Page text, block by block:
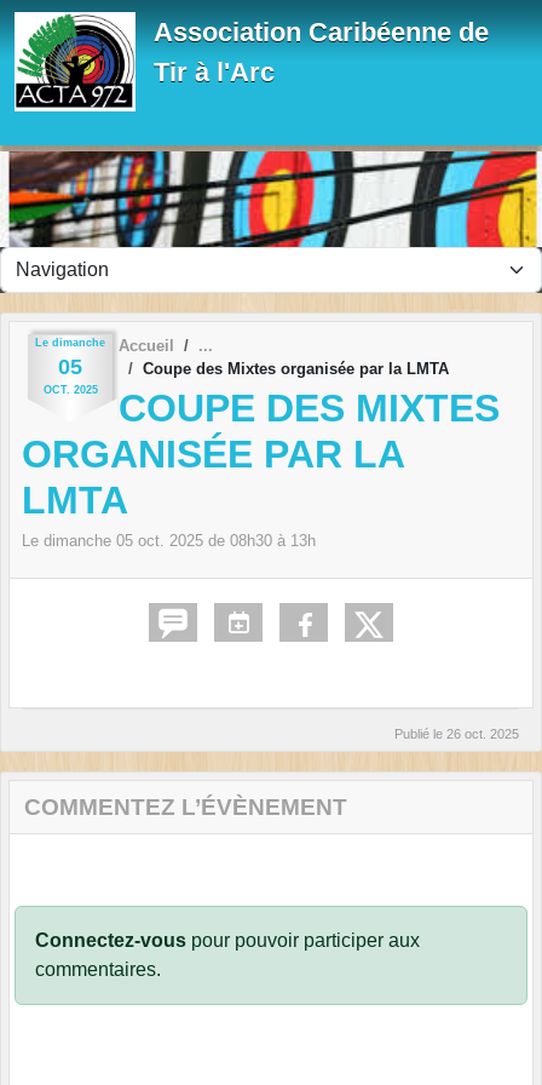
Association Caribéenne de
Tir à l'Arc
Le dimanche
05
OCT. 2025
Accueil
Coupe des Mixtes organisée par la LMTA
COUPE DES MIXTES
ORGANISÉE PAR LA
LMTA
Le dimanche 05 oct. 2025 de 08h30 à 13h
Publié le 26 oct. 2025
COMMENTEZ L’ÉVÈNEMENT
Connectez-vous pour pouvoir participer aux
commentaires.
Panneau de gestion des cookies